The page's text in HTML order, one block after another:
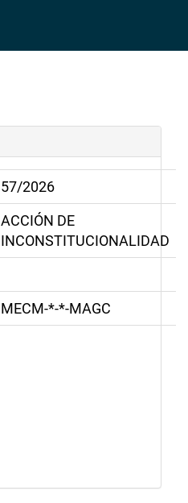
57/2026
ACCIÓN DE
INCONSTITUCIONALIDAD
MECM-*-*-MAGC